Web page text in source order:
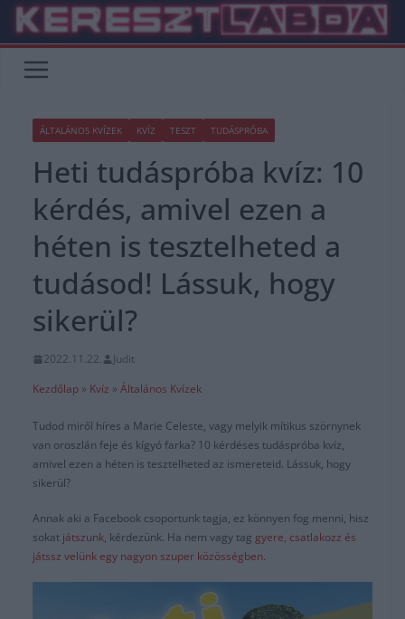
Skip
content
ÁLTALÁNOS KVÍZEK KVÍZ TESZT TUDÁSPRÓBA
Heti tudáspróba kvíz: 10
kérdés, amivel ezen a
héten is tesztelheted a
tudásod! Lássuk, hogy
sikerül?
2022.11.22.
Judit
Kezdőlap » Kvíz » Általános Kvízek
Tudod miről híres a Marie Celeste, vagy melyik mítikus szörnynek
van oroszlán feje és kígyó farka? 10 kérdéses tudáspróba kvíz,
amivel ezen a héten is tesztelheted az ismereteid. Lássuk, hogy
sikerül?
Annak aki a Facebook csoportunk tagja, ez könnyen fog menni, hisz
sokat játszunk, kérdezünk. Ha nem vagy tag gyere, csatlakozz és
játssz velünk egy nagyon szuper közösségben.